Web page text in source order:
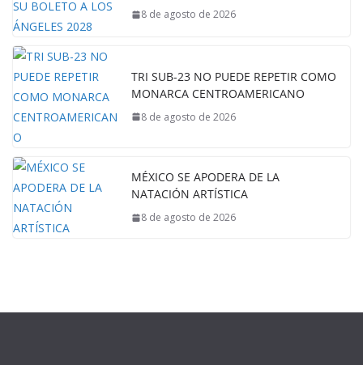
8 de agosto de 2026
TRI SUB-23 NO PUEDE REPETIR COMO
MONARCA CENTROAMERICANO
8 de agosto de 2026
MÉXICO SE APODERA DE LA
NATACIÓN ARTÍSTICA
8 de agosto de 2026